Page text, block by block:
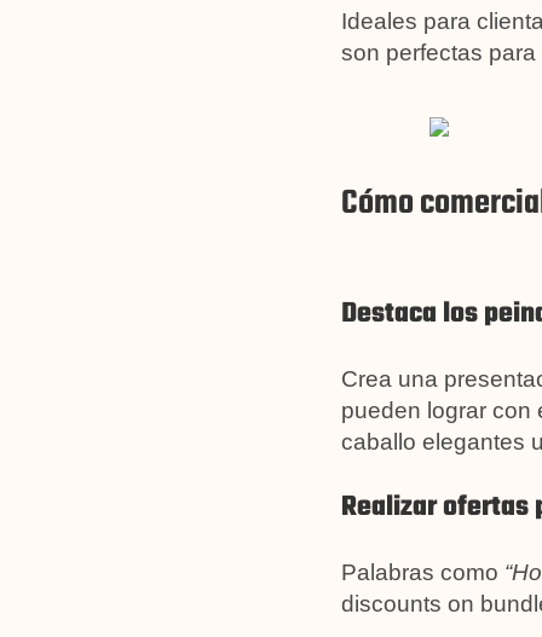
Ideales para
son perfectas
Cómo
Destaca los
Crea una
pueden lograr con
caballo elegantes
Realizar
Palabras como
discounts on